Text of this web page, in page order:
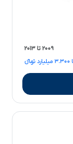
۲۰۰۹ تا ۲۰۱۳